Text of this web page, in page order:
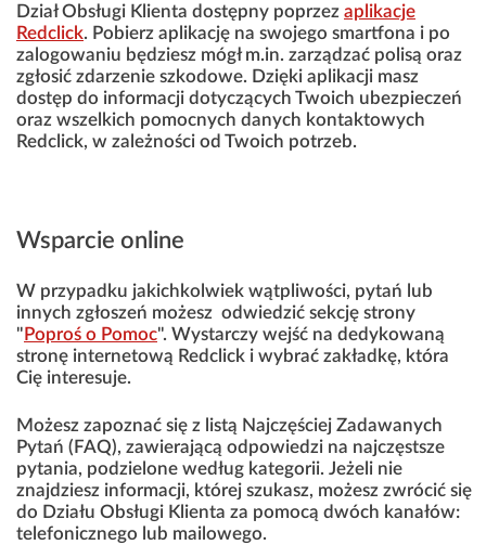
Dział Obsługi Klienta dostępny poprzez aplikacje
Redclick. Pobierz aplikację na swojego smartfona i po
zalogowaniu będziesz mógł m.in. zarządzać polisą oraz
zgłosić zdarzenie szkodowe. Dzięki aplikacji masz
dostęp do informacji dotyczących Twoich ubezpieczeń
oraz wszelkich pomocnych danych kontaktowych
Redclick, w zależności od Twoich potrzeb.
Wsparcie online
W przypadku jakichkolwiek wątpliwości, pytań lub
innych zgłoszeń możesz odwiedzić sekcję strony
" Poproś o Pomoc". Wystarczy wejść na dedykowaną
stronę internetową Redclick i wybrać zakładkę, która
Cię interesuje.
Możesz zapoznać się z listą Najczęściej Zadawanych
Pytań (FAQ), zawierającą odpowiedzi na najczęstsze
pytania, podzielone według kategorii. Jeżeli nie
znajdziesz informacji, której szukasz, możesz zwrócić się
do Działu Obsługi Klienta za pomocą dwóch kanałów:
telefonicznego lub mailowego.